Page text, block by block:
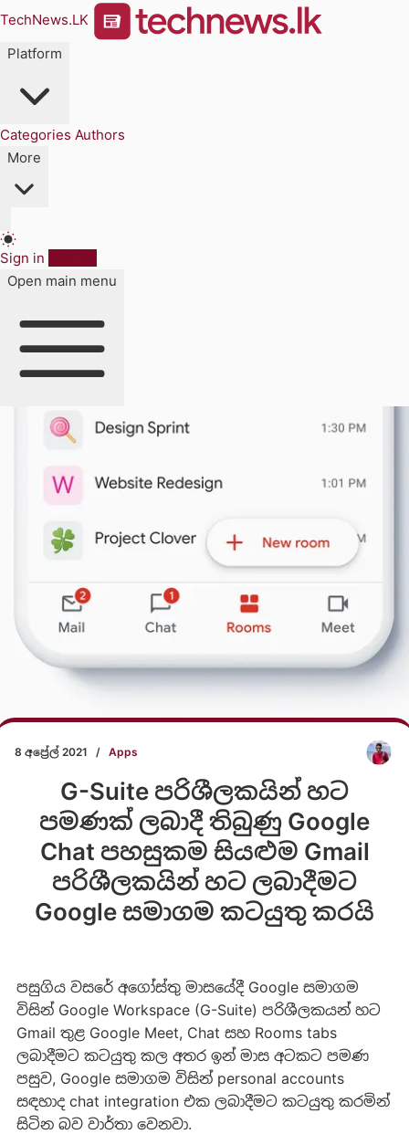
TechNews.LK
Platform
Categories Authors
More
Sign in
Open main menu
8 අප්‍රේල් 2021 / Apps
G-Suite පරිශීලකයින් හට
පමණක් ලබාදී තිබුණු Google
Chat පහසුකම සියළුම Gmail
පරිශීලකයින් හට ලබාදීමට
Google සමාගම කටයුතු කරයි
පසුගිය වසරේ අගෝස්තු මාසයේදී Google සමාගම
විසින් Google Workspace (G-Suite) පරිශීලකයන් හට
Gmail තුළ Google Meet, Chat සහ Rooms tabs
ලබාදීමට කටයුතු කල අතර ඉන් මාස අටකට පමණ
පසුව, Google සමාගම විසින් personal accounts
සඳහාද chat integration එක ලබාදීමට කටයුතු කරමින්
සිටින බව වාර්තා වෙනවා.